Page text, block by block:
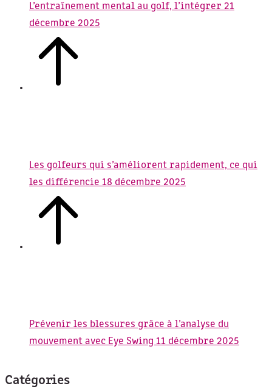
L’entraînement mental au golf, l’intégrer 21
décembre 2025
Les golfeurs qui s’améliorent rapidement, ce qui
les différencie 18 décembre 2025
Prévenir les blessures grâce à l’analyse du
mouvement avec Eye Swing 11 décembre 2025
Catégories